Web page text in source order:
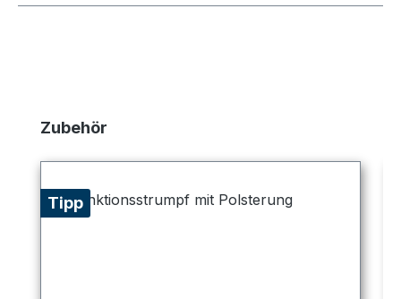
Produktgalerie überspringen
Zubehör
Tipp